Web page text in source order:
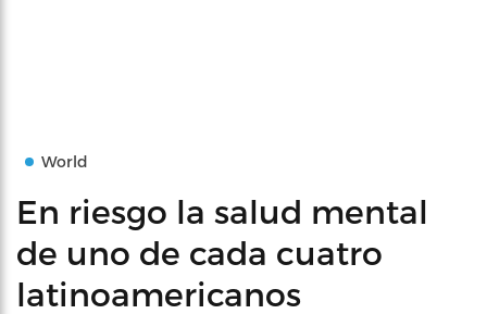
World
En riesgo la salud mental
de uno de cada cuatro
latinoamericanos